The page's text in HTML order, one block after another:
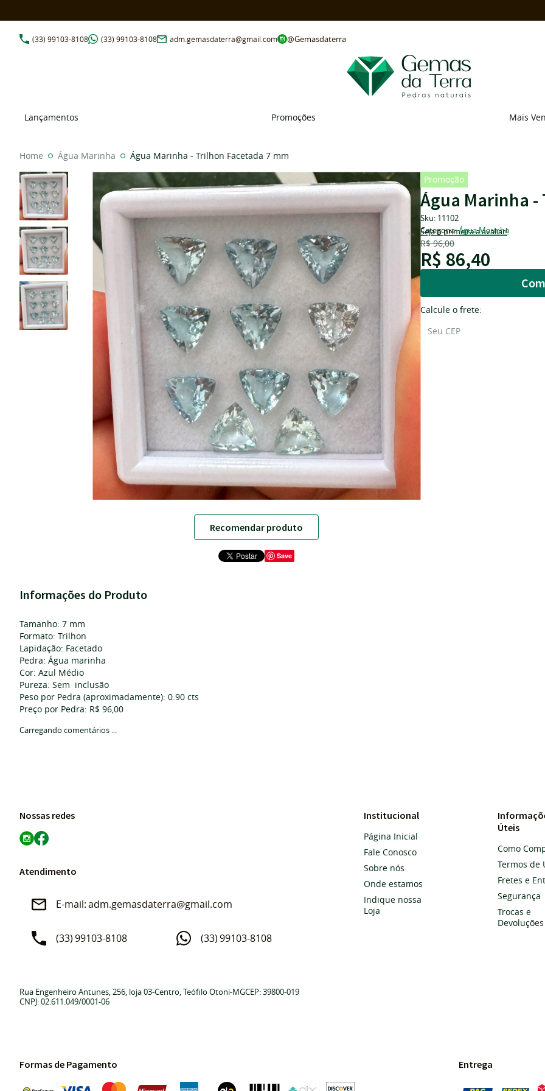
(33) 99103-8108 (33) 99103-8108 adm.gemasdaterra@gmail.com @Gemasdaterra
Lançamentos Promoções Mais
Home Água Marinha Água Marinha - Trilhon Facetada 7 mm
Recomendar produto
Save
Promoção
Água Marinha
Sku: 11102
Categoria:Água Marinha
Seja o primeira a avaliar!
R$ 96,00
R$ 86,40
Calcule o frete:
Informações do Produto
Tamanho: 7 mm
Formato: Trilhon
Lapidação: Facetado
Pedra: Água marinha
Cor: Azul Médio
Pureza: Sem inclusão
Peso por Pedra (aproximadamente): 0.90 cts
Preço por Pedra: R$ 96,00
Carregando comentários ...
Nossas redes
Atendimento
(33)99103-8108 (33)99103-8108
adm.gemasdaterra@gmail.com
Institucional
Página Inicial
Fale Conosco
Sobre nós
Onde estamos
Indique nossa
Loja
Úteis
Como
Termos de
Fretes e
Segurança
Trocas e
Devoluções
Rua Engenheiro Antunes, 256, loja 03-Centro, Teófilo Otoni-MGCEP: 39800-019
CNPJ: 02.611.049/0001-06
Formas de Pagamento Entrega